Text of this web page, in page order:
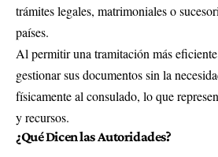
trámites legales, matrimoniales o
países.
Al permitir una tramitación más
gestionar sus documentos sin la
físicamente al consulado, lo que
y recursos.
¿Qué Dicen las Autoridades?